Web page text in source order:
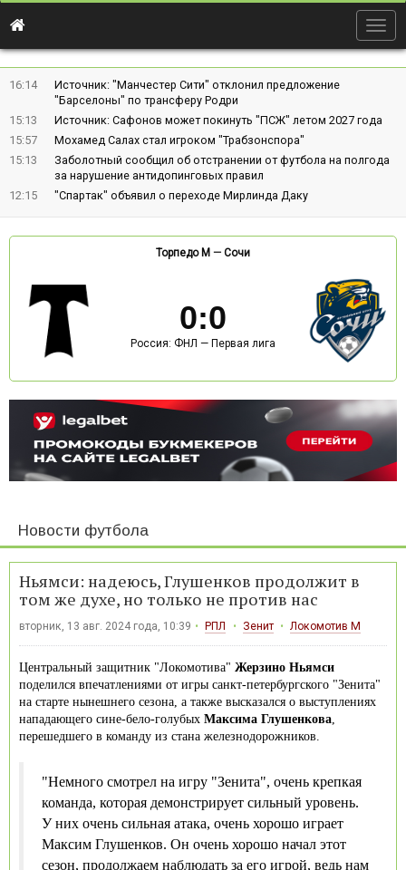
16:14
Источник: "Манчестер Сити" отклонил предложение
"Барселоны" по трансферу Родри
15:13
Источник: Сафонов может покинуть "ПСЖ" летом 2027 года
15:57
Мохамед Салах стал игроком "Трабзонспора"
15:13
Заболотный сообщил об отстранении от футбола на полгода
за нарушение антидопинговых правил
12:15
"Спартак" объявил о переходе Мирлинда Даку
Торпедо М — Сочи
0:0
Россия: ФНЛ — Первая лига
Новости футбола
Ньямси: надеюсь, Глушенков продолжит в
том же духе, но только не против нас
вторник, 13 авг. 2024 года, 10:39 РПЛ Зенит Локомотив М
Центральный защитник "Локомотива" Жерзино Ньямси
поделился впечатлениями от игры санкт-петербургского "Зенита"
на старте нынешнего сезона, а также высказался о выступлениях
нападающего сине-бело-голубых Максима Глушенкова
перешедшего в команду из стана железнодорожников.
"Немного смотрел на игру "Зенита", очень крепкая
команда, которая демонстрирует сильный уровень.
У них очень сильная атака, очень хорошо играет
Максим Глушенков. Он очень хорошо начал этот
сезон, продолжаем наблюдать за его игрой, ведь нам